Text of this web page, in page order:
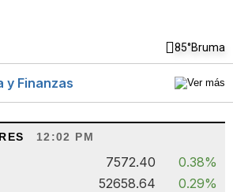
85°Bruma
y Finanzas
12:02 PM
7572.40
0.38%
52658.64
0.29%